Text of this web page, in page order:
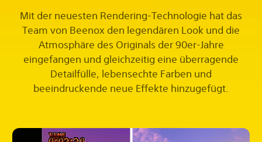
Mit der neuesten Rendering-Technologie hat das
Team von Beenox den legendären Look und die
Atmosphäre des Originals der 90er-Jahre
eingefangen und gleichzeitig eine überragende
Detailfülle, lebensechte Farben und
beeindruckende neue Effekte hinzugefügt.